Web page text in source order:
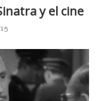
y el cine